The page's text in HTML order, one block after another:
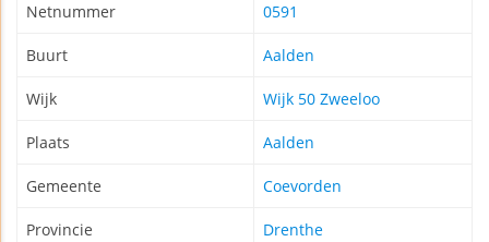
Netnummer 0591
Buurt Aalden
Wijk Wijk 50 Zweeloo
Plaats Aalden
Gemeente Coevorden
Provincie Drenthe